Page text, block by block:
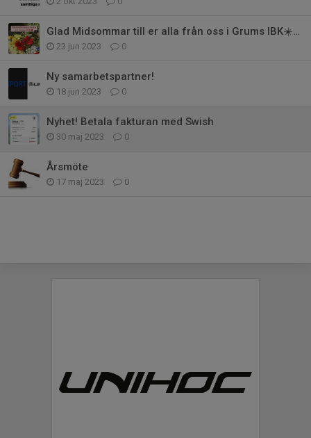
Glad Midsommar till er alla från oss i Grums IBK☀️🍓🌸!!
23 jun 2023 0
Ny samarbetspartner!
18 jun 2023 0
Nyhet! Betala fakturan med Swish
30 maj 2023 0
Årsmöte
17 maj 2023 0